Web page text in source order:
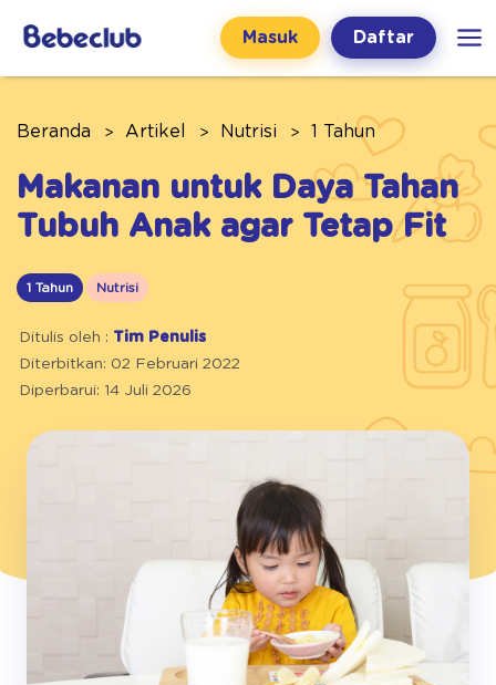
Masuk Daftar
Beranda Artikel Nutrisi 1 Tahun
Makanan untuk Daya Tahan
Tubuh Anak agar Tetap Fit
1 Tahun Nutrisi
Ditulis oleh : Tim Penulis
Diterbitkan: 02 Februari 2022
Diperbarui: 14 Juli 2026